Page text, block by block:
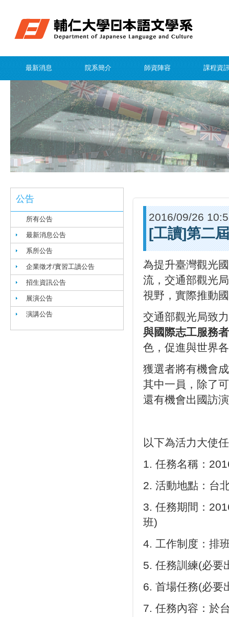
最新消息 院系簡介 師資陣容 課程資
公告
所有公告
最新消息公告
系所公告
企業徵才/實習工讀公告
招生資訊公告
展演公告
演講公告
2016/09/26
[工讀]第二
為提升臺灣觀光
流，交通部觀光
視野，實際推動
交通部觀光局致
與國際志工服務者
色，促進與世界
獲選者將有機會
其中一員，除了
還有機會出國訪
以下為活力大使
1. 任務名稱：
2. 活動地點：台
3. 任務期間：
班)
4. 工作制度：排
5. 任務訓練(必
6. 首場任務(必
7. 任務內容：於